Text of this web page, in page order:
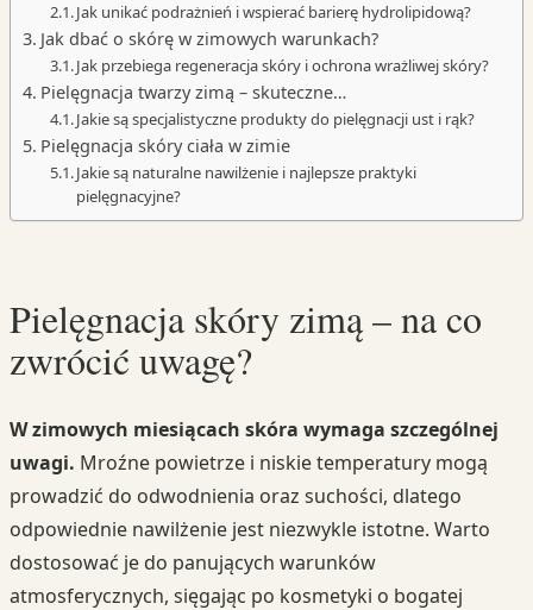
Jak unikać podrażnień i wspierać barierę hydrolipidową?
Jak dbać o skórę w zimowych warunkach?
Jak przebiega regeneracja skóry i ochrona wrażliwej skóry?
Pielęgnacja twarzy zimą – skuteczne…
Jakie są specjalistyczne produkty do pielęgnacji ust i rąk?
Pielęgnacja skóry ciała w zimie
Jakie są naturalne nawilżenie i najlepsze praktyki
pielęgnacyjne?
Pielęgnacja skóry zimą – na co
zwrócić uwagę?
W zimowych miesiącach skóra wymaga szczególnej
uwagi. Mroźne powietrze i niskie temperatury mogą
prowadzić do odwodnienia oraz suchości, dlatego
odpowiednie nawilżenie jest niezwykle istotne. Warto
dostosować je do panujących warunków
atmosferycznych, sięgając po kosmetyki o bogatej